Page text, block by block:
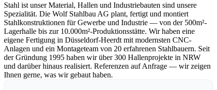
Stahl ist unser Material, Hallen und Industriebauten sind unsere
Spezialität. Die Wolf Stahlbau AG plant, fertigt und montiert
Stahlkonstruktionen für Gewerbe und Industrie — von der 500m²-
Lagerhalle bis zur 10.000m²-Produktionsstätte. Wir haben eine
eigene Fertigung in Düsseldorf-Heerdt mit modernsten CNC-
Anlagen und ein Montageteam von 20 erfahrenen Stahlbauern. Seit
der Gründung 1995 haben wir über 300 Hallenprojekte in NRW
und darüber hinaus realisiert. Referenzen auf Anfrage — wir zeigen
Ihnen gerne, was wir gebaut haben.